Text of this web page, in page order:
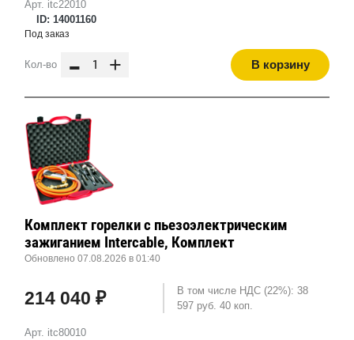
Арт. itc22010
ID: 14001160
Под заказ
Кол-во - + В корзину
Арт. itc80010
Комплект горелки с пьезоэлектрическим
зажиганием Intercable, Комплект
Обновлено 07.08.2026 в 01:40
214 040 ₽
В том числе НДС (22%): 38
597 руб. 40 коп.